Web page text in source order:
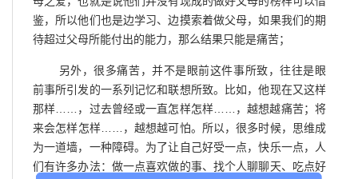
鉴，所以他们也是边学习、边摸索着做父母，如果我们的期
待超过父母所能付出的能力，那么结果只能是痛苦；
另外，很多痛苦，并不是眼前这件事所致，往往是眼
前事所引发的一系列记忆和联想所致。比如，他现在又这样
那样……，过去曾经或一直怎样怎样……，越想越痛苦；将
来会怎样怎样……，越想越可怕。所以，很多时候，思维成
为一道墙，一种障碍。为了让自己好受一点，快乐一点，人
们有许多办法：做一点喜欢做的事、找个人聊聊天、吃点好